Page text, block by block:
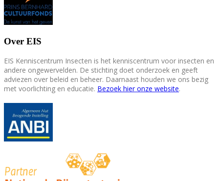
Over EIS
EIS Kenniscentrum Insecten is het kenniscentrum voor insecten en
andere ongewervelden. De stichting doet onderzoek en geeft
adviezen over beleid en beheer. Daarnaast houden we ons bezig
met voorlichting en educatie. Bezoek hier onze website.